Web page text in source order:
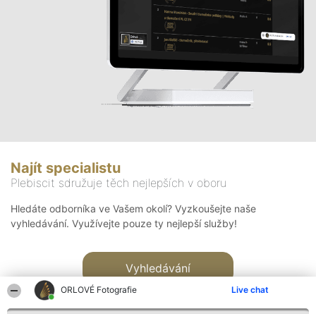
ORLOVÉ Fotografie Live chat
Najít specialistu
Plebiscit sdružuje těch nejlepších v oboru
Hledáte odborníka ve Vašem okolí? Vyzkoušejte naše
vyhledávání. Využívejte pouze ty nejlepší služby!
Vyhledávání